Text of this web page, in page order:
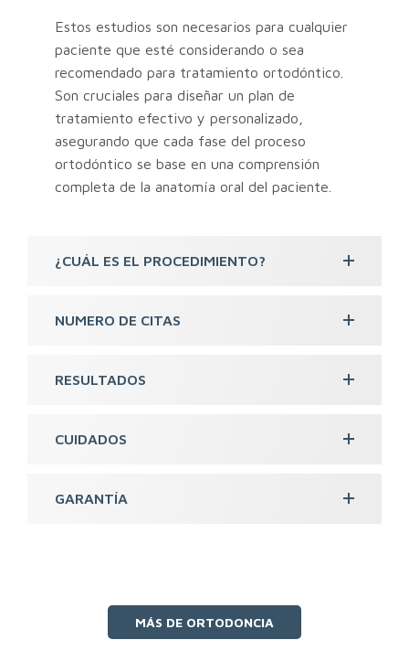
Estos estudios son necesarios para cualquier
paciente que esté considerando o sea
recomendado para tratamiento ortodóntico.
Son cruciales para diseñar un plan de
tratamiento efectivo y personalizado,
asegurando que cada fase del proceso
ortodóntico se base en una comprensión
completa de la anatomía oral del paciente.
¿CUÁL ES EL PROCEDIMIENTO?
NUMERO DE CITAS
RESULTADOS
CUIDADOS
GARANTÍA
MÁS DE ORTODONCIA